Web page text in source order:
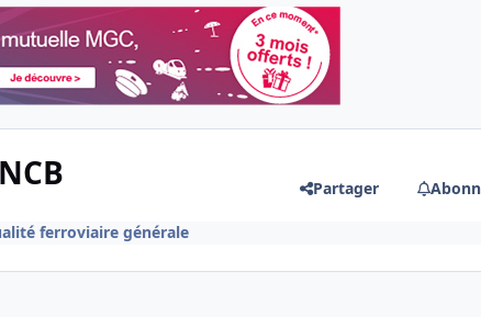
Partager
ferroviaire générale